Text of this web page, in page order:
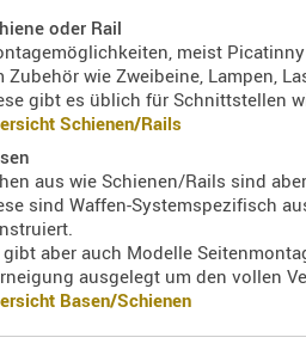
oder Rail
meist
Zubehör wie Zweibeine, Lampen,
gibt es üblich für Schnittstellen
Schienen/Rails
aus wie Schienen/Rails sind
sind Waffen-Systemspezifisch
gibt aber auch Modelle
ausgelegt um den vollen
Basen/Schienen